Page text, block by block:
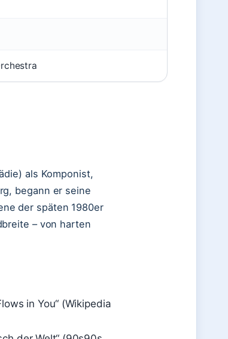
als Komponist,
begann er seine
der späten 1980er
– von harten
in You“ (Wikipedia